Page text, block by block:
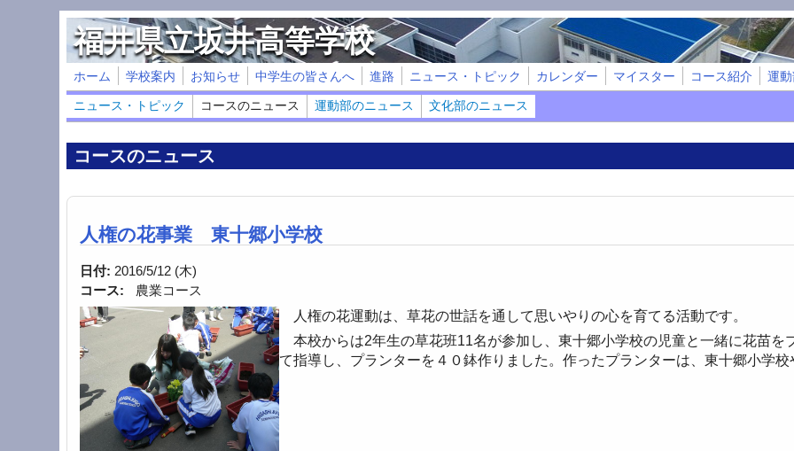
メインコンテンツに移動
福井県立坂井高等学校
ホーム 学校案内 お知らせ 中学生の皆さんへ 進路 ニュース・トピック カレンダー マイスター コース紹介 運
ニュース・トピック コースのニュース 運動部のニュース 文化部のニュース
コースのニュース
人権の花事業 東十郷小学校
日付: 2016/5/12 (木)
コース:
農業コース
人権の花運動は、草花の世話を通して思いやりの心を育てる活動です。
本校からは2年生の草花班11名が参加し、東十郷小学校の児童と一緒に花苗を
て指導し、プランターを４０鉢作りました。作ったプランターは、東十郷小学